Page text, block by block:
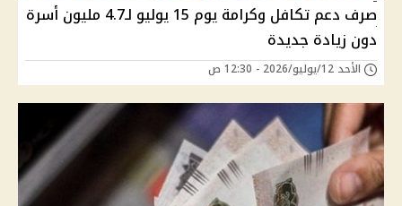
صرف دعم تكافل وكرامة يوم 15 يوليو لـ4.7 مليون أسرة
دون زيادة جديدة
الأحد 12/يوليو/2026 - 12:30 ص